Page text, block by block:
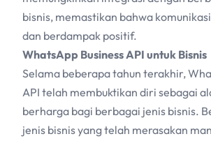
bisnis, memastikan bahwa
dan berdampak positif.
WhatsApp Business API untuk Bisnis
Selama beberapa tahun terakhir,
API telah membuktikan diri sebagai
berharga bagi berbagai jenis bisnis.
jenis bisnis yang telah merasakan